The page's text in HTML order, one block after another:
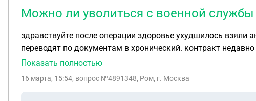
Можно ли уволиться с военной
здравствуйте после операции здоровье ухудшилось взяли анализы выявилось гепатит с , после обнаружения перенес острую фазу, прошло уже пол года
Показать полностью
16 марта, 15:54, вопрос №4891348, Ром, г. Москва